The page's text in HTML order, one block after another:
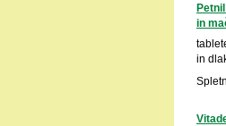
in
in